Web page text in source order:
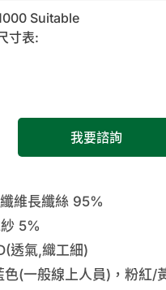
Suitable
寸表:
我要諮詢
維長纖絲 95%
5%
透氣,織工細)
色(一般線上人員)，粉紅/